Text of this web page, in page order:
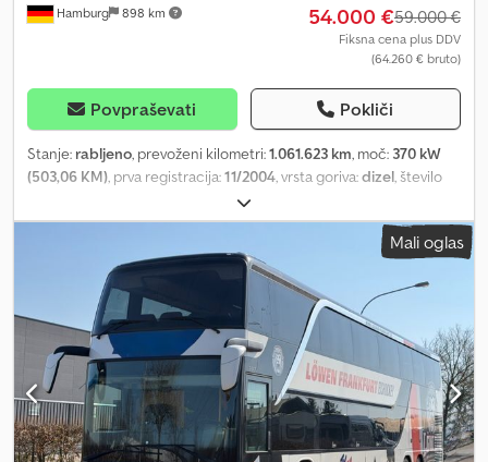
Hamburg 898 km 54.000 €59.000 €
Fiksna cena plus DDV
(64.260 € bruto)
Povpraševati Pokliči
Stanje: rabljeno, prevoženi kilometri:1.061.623 km, moč: 370 kW
(503,06 KM) , prva registracija:11/2004 , vrsta goriva:dizel , število
samodejen
barva:srebrn, zavore:retarder, Leto izdelave:2004, Oprema:ABS,
elektronski program stabilnosti (ESP), filter saj, klimatska
naprava, kopalnica, navigacijski sistem, parkirni grelec,
vgradna kuhinja
, Setra 431 DT, vozilo iz prve roke. 80 sedežev,
avtomatski menjalnik, popolna oprema, klimatska naprava, Euro 4,
filter za trdne delce. Neto cena: 59.000 evrov. O vizualnem in
tehničnem stanju se prepričajte sami na licu mesta. Dksdpfx
Afexunaxo Uor Pomagamo vam pri izvozu s potrdilom o prvotnih
podatkih za homologacijo v posamezni državi, izjavo dobavitelja,
pripravo izvoznih dokumentov in, če je potrebno, pri pridobitvi
carinske oznake. - Ogled in preizkusna vožnja sta možna kadarkoli,
Mali oglas